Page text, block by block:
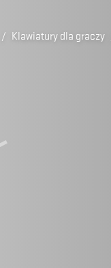
/ Klawiatury dla graczy